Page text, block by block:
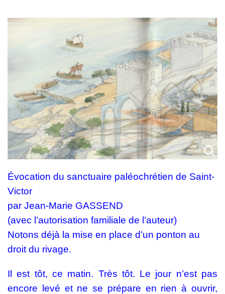
Évocation du sanctuaire paléochrétien de Saint-
Victor
par Jean-Marie GASSEND
(avec l’autorisation familiale de l’auteur)
Notons déjà la mise en place d’un ponton au
droit du rivage.
Il est tôt, ce matin. Très tôt. Le jour n’est pas
encore levé et ne se prépare en rien à ouvrir,